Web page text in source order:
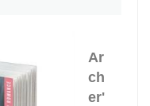
Ar
ch
er'